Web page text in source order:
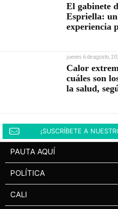
El gabinete
Espriella:
experiencia
jueves 6 de agosto,
Calor
cuáles son
la salud,
¡SUSCRÍBETE A
PAUTA AQUÍ
POLÍTICA
CALI